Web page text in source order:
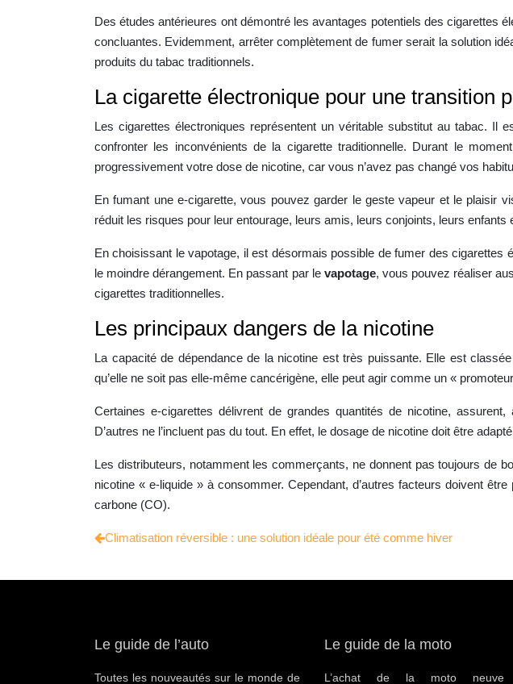
Des études antérieures ont démontré les avantages potentiels des cigarettes
concluantes. Evidemment, arrêter complètement de fumer serait la solution
produits du tabac traditionnels.
La cigarette électronique pour une transition
Les cigarettes électroniques représentent un véritable substitut au tabac.
confronter les inconvénients de la cigarette traditionnelle. Durant le
progressivement votre dose de nicotine, car vous n’avez pas changé vos
En fumant une e-cigarette, vous pouvez garder le geste vapeur et le plaisir
réduit les risques pour leur entourage, leurs amis, leurs conjoints, leurs enfants
En choisissant le vapotage, il est désormais possible de fumer des cigarettes
le moindre dérangement. En passant par le vapotage, vous pouvez réaliser
cigarettes traditionnelles.
Les principaux dangers de la nicotine
La capacité de dépendance de la nicotine est très puissante. Elle est
qu’elle ne soit pas elle-même cancérigène, elle peut agir comme un «
Certaines e-cigarettes délivrent de grandes quantités de nicotine,
D’autres ne l’incluent pas du tout. En effet, le dosage de nicotine doit être
Les distributeurs, notamment les commerçants, ne donnent pas toujours de
nicotine « e-liquide » à consommer. Cependant, d’autres facteurs doivent
carbone (CO).
Climatisation réversible : une solution idéale pour été comme hiver
Le guide de l’auto
Toutes les nouveautés sur le monde de
Le guide de la moto
L’achat de la moto